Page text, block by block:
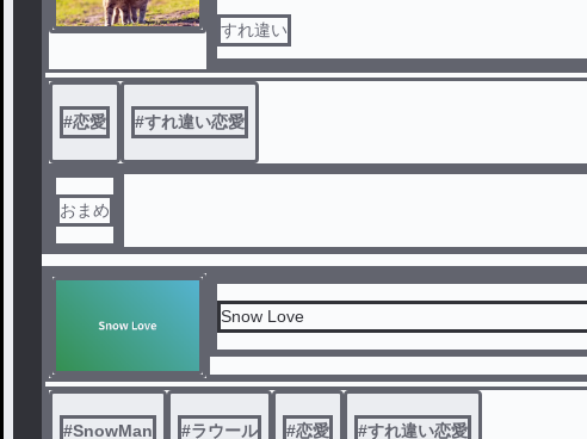
すれ違い
#恋愛 #すれ違い恋愛
おまめ
Snow Love
#SnowMan #ラウール #恋愛 #すれ違い恋愛